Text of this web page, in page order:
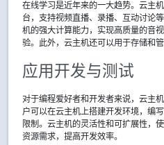
在线学习是近年来的一大趋势。云主
台，支持视频直播、录播、互动讨论
机的强大计算能力，实现高质量的音
验。此外，云主机还可以用于存储和
应用开发与测试
对于编程爱好者和开发者来说，云主
户可以在云主机上搭建开发环境，编
限制。云主机的灵活性和可扩展性，
资源需求，提高开发效率。